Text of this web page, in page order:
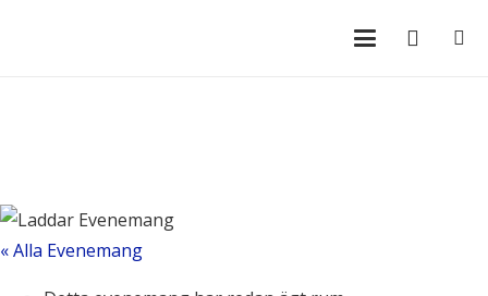
« Alla Evenemang